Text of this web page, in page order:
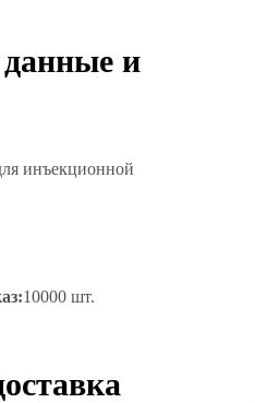
данные и
10000 шт.